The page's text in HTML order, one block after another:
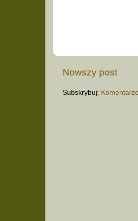
Nowszy post
Subskrybuj: